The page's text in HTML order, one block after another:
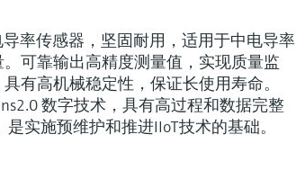
导率传感器，坚固耐用，适用于中电导率
可靠输出高精度测量值，实现质量监
有高机械稳定性，保证长使用寿命。
数字技术，具有高过程和数据完整
实施预维护和推进IIoT技术的基础。